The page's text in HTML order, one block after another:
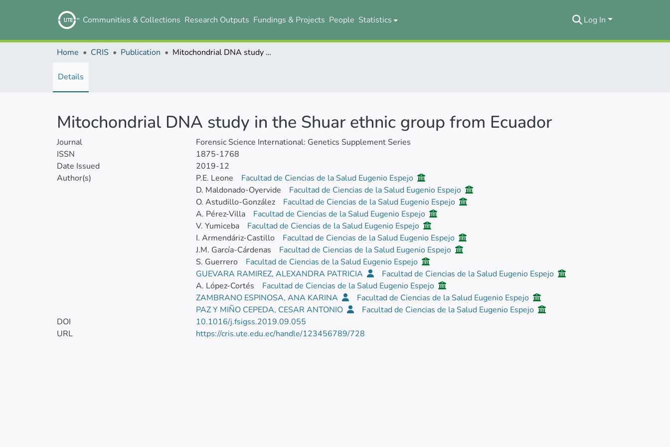
Communities & Collections Research Outputs Fundings & Projects People Statistics Log In
Home CRIS Publication Mitochondrial DNA study in the Shuar ethnic group from Ecuador
Details
Mitochondrial DNA study in the Shuar ethnic group from Ecuador
Journal
Forensic Science International: Genetics Supplement Series
ISSN
1875-1768
Date Issued
2019-12
Author(s)
P.E. Leone
Facultad de Ciencias de la Salud Eugenio Espejo
D. Maldonado-Oyervide
Facultad de Ciencias de la Salud Eugenio Espejo
O. Astudillo-González
Facultad de Ciencias de la Salud Eugenio Espejo
A. Pérez-Villa
Facultad de Ciencias de la Salud Eugenio Espejo
V. Yumiceba
Facultad de Ciencias de la Salud Eugenio Espejo
I. Armendáriz-Castillo
Facultad de Ciencias de la Salud Eugenio Espejo
J.M. García-Cárdenas
Facultad de Ciencias de la Salud Eugenio Espejo
S. Guerrero
Facultad de Ciencias de la Salud Eugenio Espejo
GUEVARA RAMIREZ, ALEXANDRA PATRICIA
Facultad de Ciencias de la Salud Eugenio Espejo
A. López-Cortés
Facultad de Ciencias de la Salud Eugenio Espejo
ZAMBRANO ESPINOSA, ANA KARINA
Facultad de Ciencias de la Salud Eugenio Espejo
PAZ Y MIÑO CEPEDA, CESAR ANTONIO
Facultad de Ciencias de la Salud Eugenio Espejo
DOI
10.1016/j.fsigss.2019.09.055
URL
https://cris.ute.edu.ec/handle/123456789/728